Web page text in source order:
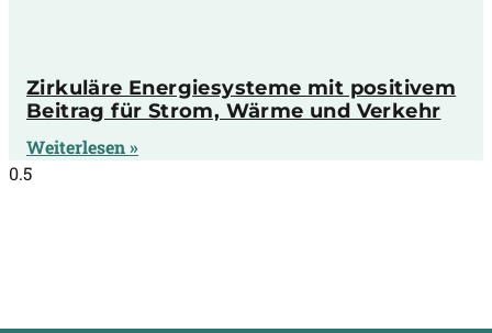
Zirkuläre Energiesysteme mit positivem
Beitrag für Strom, Wärme und Verkehr
Weiterlesen »